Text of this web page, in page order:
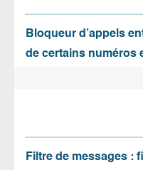
Bloqueur d’appels
de certains numéros
Filtre de messages :